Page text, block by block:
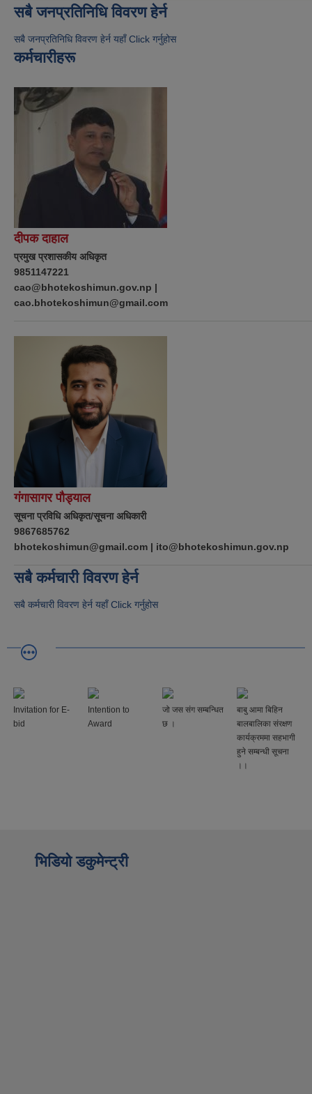
सबै जनप्रतिनिधि विवरण हेर्न
सबै जनप्रतिनिधि विवरण हेर्न यहाँ Click गर्नुहोस
कर्मचारीहरू
दीपक दाहाल
प्रमुख प्रशासकीय अधिकृत
9851147221
cao@bhotekoshimun.gov.np |
cao.bhotekoshimun@gmail.com
गंगासागर पौड्याल
सूचना प्रविधि अधिकृत/सूचना अधिकारी
9867685762
bhotekoshimun@gmail.com | ito@bhotekoshimun.gov.np
सबै कर्मचारी विवरण हेर्न
सबै कर्मचारी विवरण हेर्न यहाँ Click गर्नुहोस
Invitation for E-
bid
Intention to
Award
जो जस संग सम्बन्धित
छ ।
बाबु आमा बिहिन
बालबालिका संरक्षण
कार्यक्रममा सहभागी
हुने सम्बन्धी सूचना
।।
भिडियो डकुमेन्ट्री